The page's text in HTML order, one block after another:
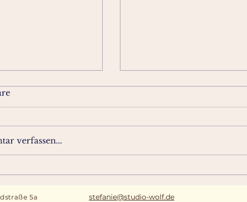
verfassen...
5a stefanie@studio-wolf.de